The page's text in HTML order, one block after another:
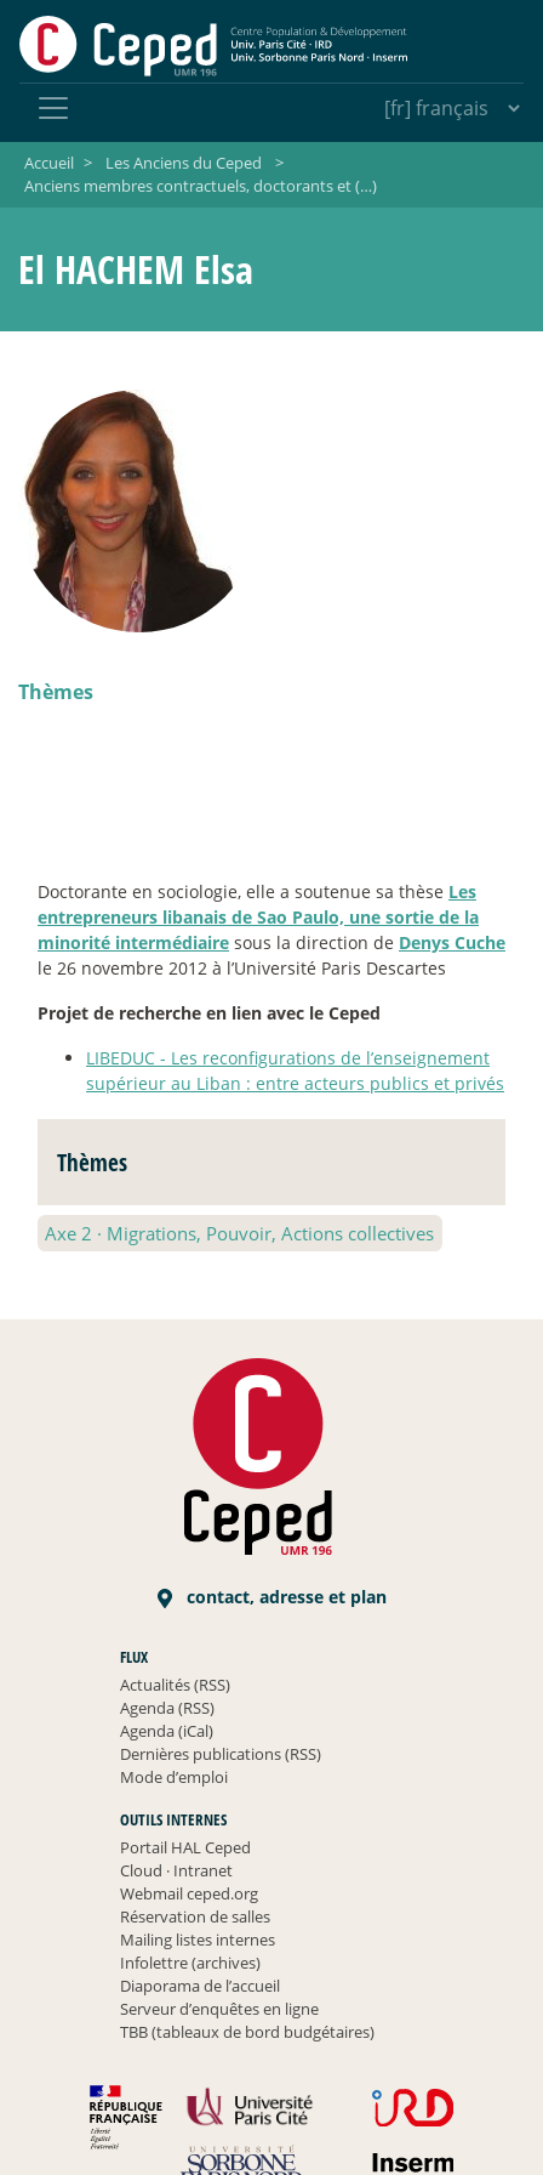
Accueil > Les Anciens du Ceped
>
Anciens membres contractuels, doctorants et (…)
El HACHEM Elsa
Thèmes
Doctorante en sociologie, elle a soutenue sa thèse Les
entrepreneurs libanais de Sao Paulo, une sortie de la
minorité intermédiaire sous la direction de Denys Cuche
le 26 novembre 2012 à l’Université Paris Descartes
Projet de recherche en lien avec le Ceped
LIBEDUC - Les reconfigurations de l’enseignement
supérieur au Liban : entre acteurs publics et privés
Thèmes
Axe 2 · Migrations, Pouvoir, Actions collectives
contact, adresse et plan
FLUX
Actualités (RSS)
Agenda (RSS)
Agenda (iCal)
Dernières publications (RSS)
Mode d’emploi
OUTILS INTERNES
Portail HAL Ceped
Cloud ·Intranet
Webmail ceped.org
Réservation de salles
Mailing listes internes
Infolettre (archives)
Diaporama de l’accueil
Serveur d’enquêtes en ligne
TBB (tableaux de bord budgétaires)